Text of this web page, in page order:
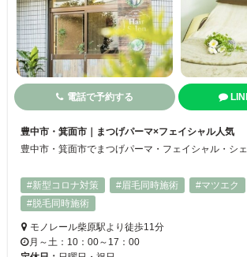
電話で予約する
豊中市・箕面市｜まつげパーマ×フェイシャル人気
#新型コロナ対策
#眉毛同時施術 #マツエク
#脱毛同時施術
モノレール柴原駅より徒歩11分
月～土：10：00～17：00